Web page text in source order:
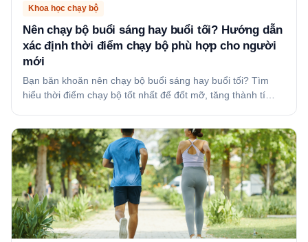
Khoa học chạy bộ
Nên chạy bộ buổi sáng hay buổi tối? Hướng dẫn
xác định thời điểm chạy bộ phù hợp cho người
mới
Bạn băn khoăn nên chạy bộ buổi sáng hay buổi tối? Tìm
hiểu thời điểm chạy bộ tốt nhất để đốt mỡ, tăng thành tí…